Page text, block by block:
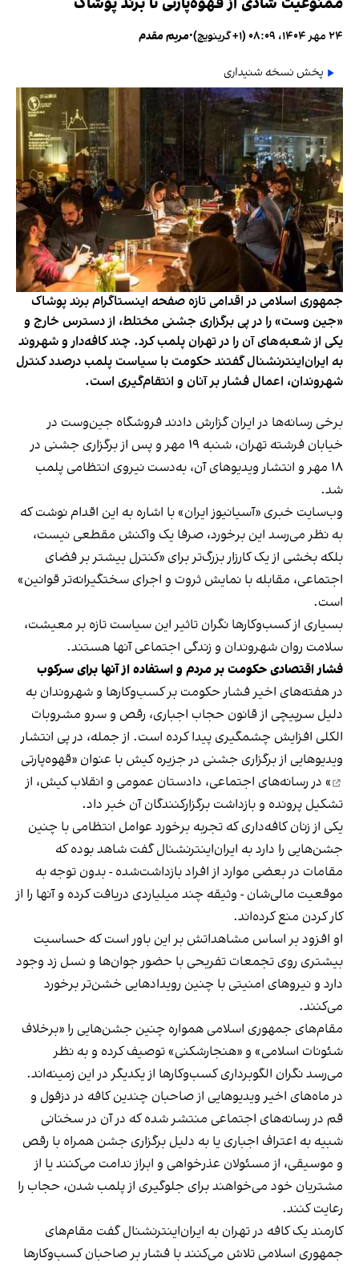
۲۴ مهر ۱۴۰۴، ۰۸:۰۹ (‎+۱ گرینویچ) •مریم مقدم
پخش نسخه شنیداری
جمهوری اسلامی در اقدامی تازه صفحه اینستاگرام برند پوشاک
«جین وست» را در پی برگزاری جشنی مختلط، از دسترس خارج و
یکی از شعبه‌های آن را در تهران پلمب کرد. چند کافه‌‌دار و شهروند
به ایران‌اینترنشنال گفتند حکومت با سیاست پلمب درصدد کنترل
شهروندان، اعمال فشار بر آنان و انتقام‌گیری است.
برخی رسانه‌ها در ایران گزارش دادند فروشگاه جین‌وست در
خیابان فرشته تهران، شنبه ۱۹ مهر و پس از برگزاری جشنی در
۱۸ مهر و انتشار ویدیوهای آن، به‌دست نیروی انتظامی پلمب
شد.
وب‌سایت خبری «آسیانیوز ایران» با اشاره به این اقدام نوشت که
به نظر می‌رسد این برخورد، صرفا یک واکنش مقطعی نیست،
بلکه بخشی از یک کارزار بزرگ‌تر برای «کنترل بیشتر بر فضای
اجتماعی، مقابله با نمایش ثروت و اجرای سختگیرانه‌تر قوانین»
است.
بسیاری از کسب‌وکارها نگران تاثیر این سیاست‌ تازه بر معیشت،
سلامت روان شهروندان و زندگی اجتماعی آنها هستند.
فشار اقتصادی حکومت بر مردم و استفاده از آنها برای سرکوب
در هفته‌های اخیر فشار حکومت بر کسب‌وکارها و شهروندان به
دلیل سرپیچی از قانون حجاب اجباری، رقص و سرو مشروبات
الکلی افزایش چشمگیری پیدا کرده است. از جمله، در پی انتشار
ویدیوهایی از برگزاری جشنی در جزیره کیش با عنوان «قهوه‌پارتی
» در رسانه‌های اجتماعی، دادستان عمومی و انقلاب کیش، از
تشکیل پرونده و بازداشت برگزارکنندگان آن خبر داد.
یکی از زنان کافه‌داری که تجربه برخورد عوامل انتظامی با چنین
جشن‌هایی را دارد به ایران‌اینترنشنال گفت شاهد بوده که
مقامات در بعضی موارد از افراد بازداشت‌‌شده - بدون توجه به
موقعیت مالی‌شان - وثیقه چند میلیاردی دریافت کرده و آنها را از
کار کردن منع کرده‌اند.
او افزود بر اساس مشاهداتش بر این باور است که حساسیت
بیشتری روی تجمعات تفریحی با حضور جوان‌ها و نسل زد وجود
دارد و نیروهای امنیتی با چنین رویدادهایی خشن‌تر برخورد
می‌کنند.
مقام‌های جمهوری اسلامی همواره چنین جشن‌هایی را «برخلاف
شئونات اسلامی» و «هنجارشکنی» توصیف کرده و به نظر
می‌رسد نگران الگوبرداری کسب‌وکارها از یکدیگر در این زمینه‌اند.
در ماه‌های اخیر ویدیوهایی از صاحبان چندین کافه در دزفول و
قم در رسانه‌های اجتماعی منتشر شده که در آن در سخنانی
شبیه به اعتراف اجباری یا به دلیل برگزاری جشن همراه با رقص
و موسیقی، از مسئولان عذرخواهی و ابراز ندامت می‌کنند یا از
مشتریان خود می‌خواهند برای جلوگیری از پلمب شدن، حجاب را
رعایت کنند.
کارمند یک کافه در تهران به ایران‌اینترنشنال گفت مقام‌های
جمهوری اسلامی تلاش می‌کنند با فشار بر صاحبان کسب‌وکارها